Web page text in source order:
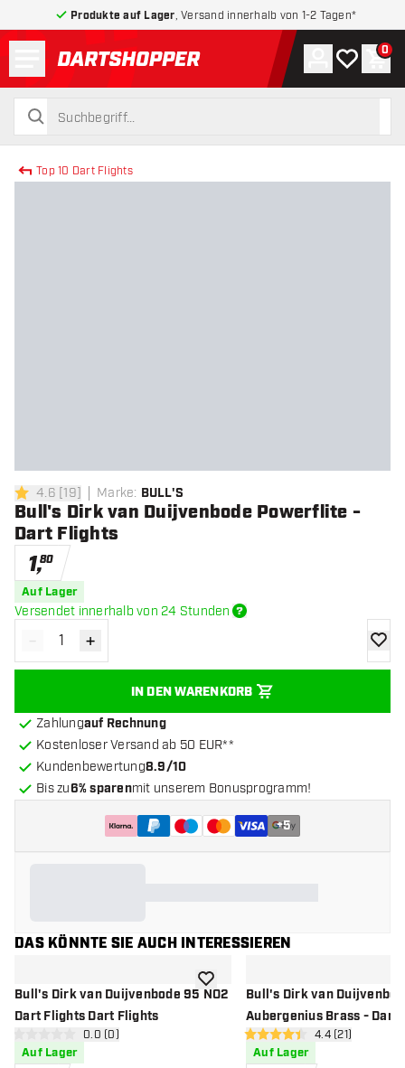
Produkte auf Lager , Versand innerhalb von 1-2 Tagen*
zurück zur Startseite
suchen
suchen
Konto
Meine 0
Top 10 Dart Flights
4.6 Bewertungssterne
4.6 [19] Marke: BULL'S
Bull's Dirk van Duijvenbode Powerflite -
Dart Flights
1,80
Auf Lager
Versendet innerhalb von 24 Stunden
Menge verringern
- Menge erhöhen
+
IN DEN WARENKORB
Zur
Zahlungauf Rechnung
Kostenloser Versand ab 50 EUR**
Kundenbewertung8.9/10
Bis zu6% sparenmit unserem Bonusprogramm!
+5
DAS KÖNNTE SIE AUCH INTERESSIEREN
Bull's Dirk van Duijvenbode 95 NO2
Dart Flights Dart Flights
Bewertungsbereich öffnen
0 Bewertungssterne
0.0 (0)
Auf Lager
Zur Wunschliste hinzufügen
Bull's Dirk van
Aubergenius Brass -
4.4 Bewertungssterne
4.4 (21)
Auf Lager